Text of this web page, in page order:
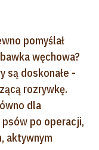
pomyślał
węchowa?
są doskonałe -
rozrywkę.
dla
po operacji,
aktywnym